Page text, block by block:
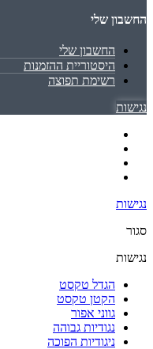
החשבון שלי
החשבון שלי
היסטוריית ההזמנות
רשימת תפוצה
נגישות
נגישות
סגור
נגישות
הגדל טקסט
הקטן טקסט
גווני אפור
נגודיות גבוהה
ניגודיות הפוכה